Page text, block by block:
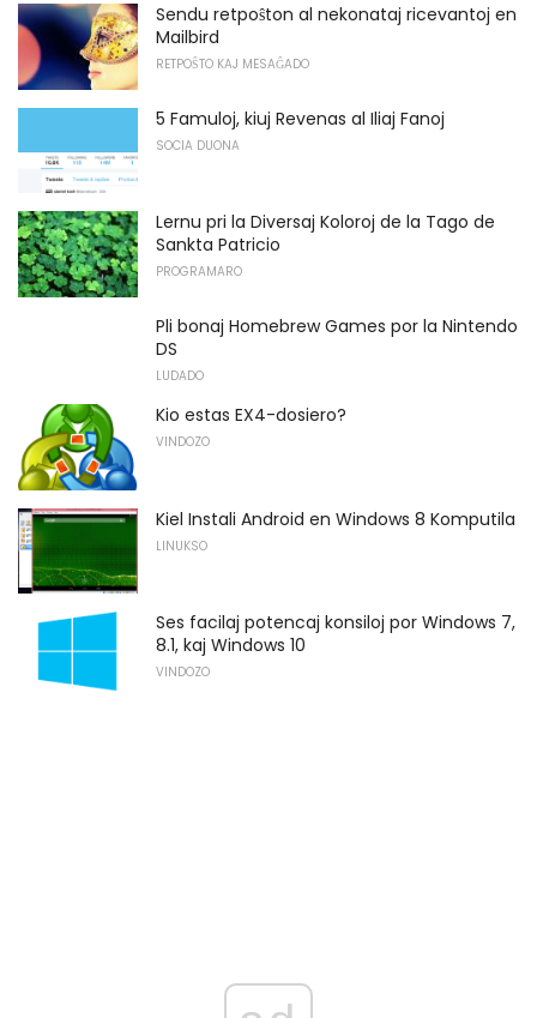
Sendu retpoŝton al nekonataj ricevantoj en
Mailbird
RETPOŜTO KAJ MESAĜADO
5 Famuloj, kiuj Revenas al Iliaj Fanoj
SOCIA DUONA
Lernu pri la Diversaj Koloroj de la Tago de
Sankta Patricio
PROGRAMARO
Pli bonaj Homebrew Games por la Nintendo
DS
LUDADO
Kio estas EX4-dosiero?
VINDOZO
Kiel Instali Android en Windows 8 Komputila
LINUKSO
Ses facilaj potencaj konsiloj por Windows 7,
8.1, kaj Windows 10
VINDOZO